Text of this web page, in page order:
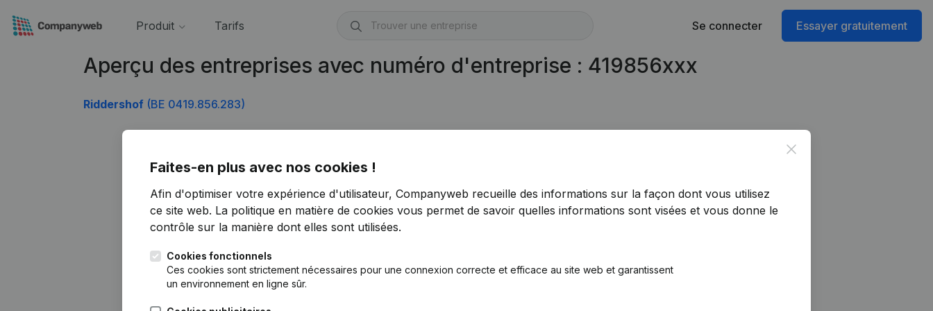
Produit Tarifs Se connecter Essayer gratuitement
Aperçu des entreprises avec numéro d'entreprise : 419856xxx
Riddershof (BE 0419.856.283)
Close
Faites-en plus avec nos cookies !
Afin d'optimiser votre expérience d'utilisateur, Companyweb recueille des informations sur la façon dont vous utilisez
ce site web. La politique en matière de cookies vous permet de savoir quelles informations sont visées et vous donne le
contrôle sur la manière dont elles sont utilisées.
Cookies fonctionnels
Ces cookies sont strictement nécessaires pour une connexion correcte et efficace au site web et garantissent
un environnement en ligne sûr.